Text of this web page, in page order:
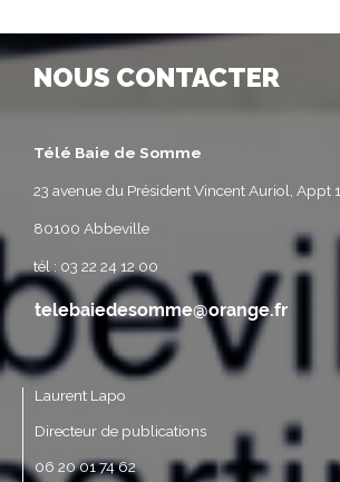
NOUS CONTACTER
Télé Baie de Somme
23 avenue du Président Vincent Auriol, Appt 1
80100 Abbeville
tél : 03 22 24 12 00
Laurent Lapo
Directeur de publications
06 20 01 74 62